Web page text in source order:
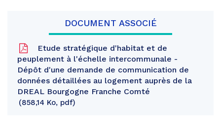
DOCUMENT ASSOCIÉ
Etude stratégique d'habitat et de
peuplement à l'échelle intercommunale -
Dépôt d'une demande de communication de
données détaillées au logement auprès de la
DREAL Bourgogne Franche Comté
858,14 Ko, pdf